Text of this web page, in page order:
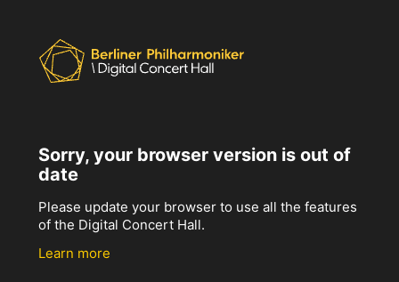
Sorry, your browser version is out of
date
Please update your browser to use all the features
of the Digital Concert Hall.
Learn more